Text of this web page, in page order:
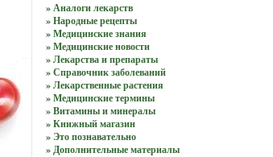
» Аналоги лекарств
» Народные рецепты
» Медицинские знания
» Медицинские новости
» Лекарства и препараты
» Справочник заболеваний
» Лекарственные растения
» Медицинские термины
» Витамины и минералы
» Книжный магазин
» Это познавательно
» Дополнительные материалы